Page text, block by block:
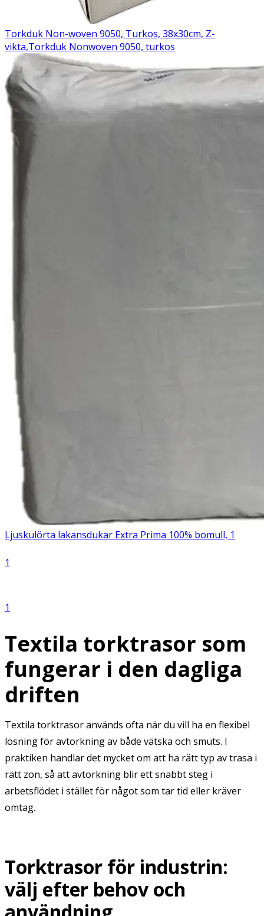
Torkduk Non-woven 9050, Turkos, 38x30cm, Z-
vikta,Torkduk Nonwoven 9050, turkos
Ljuskulörta lakansdukar Extra Prima 100% bomull, 1
1
1
Textila torktrasor som
fungerar i den dagliga
driften
Textila torktrasor används ofta när du vill ha en flexibel
lösning för avtorkning av både vätska och smuts. I
praktiken handlar det mycket om att ha rätt typ av trasa i
rätt zon, så att avtorkning blir ett snabbt steg i
arbetsflödet i stället för något som tar tid eller kräver
omtag.
Torktrasor för industrin:
välj efter behov och